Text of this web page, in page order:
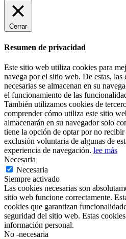
Cerrar
Resumen de privacidad
Este sitio web utiliza cookies para
navega por el sitio web. De estas,
necesarias se almacenan en su
el funcionamiento de las
También utilizamos cookies de
comprender cómo utiliza este sitio
almacenarán en su navegador solo
tiene la opción de optar por no recibir
exclusión voluntaria de algunas de
experiencia de navegación. lee más
Necesaria
Necesaria
Siempre activado
Las cookies necesarias son
sitio web funcione correctamente.
cookies que garantizan
seguridad del sitio web. Estas
información personal.
No -necesaria